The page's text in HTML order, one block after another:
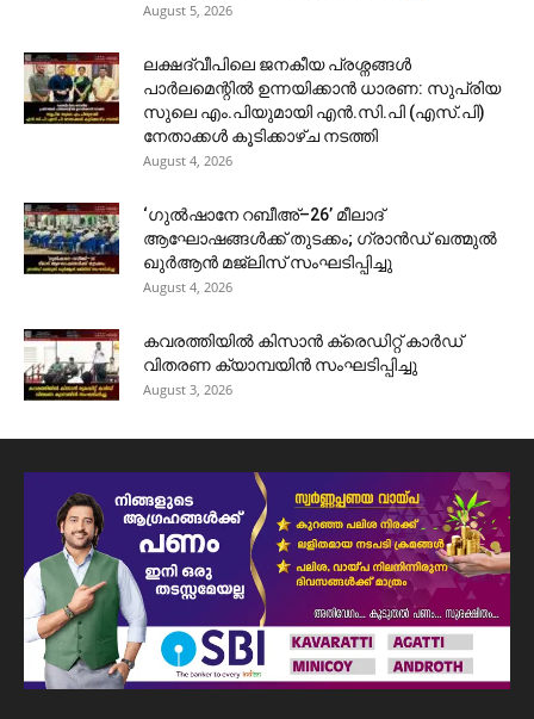
August 5, 2026
ലക്ഷദ്വീപിലെ ജനകീയ പ്രശ്നങ്ങൾ
പാർലമെന്റിൽ ഉന്നയിക്കാൻ ധാരണ: സുപ്രിയ
സുലെ എം.പിയുമായി എൻ.സി.പി (എസ്.പി)
നേതാക്കൾ കൂടിക്കാഴ്ച നടത്തി
August 4, 2026
‘ഗുൽഷാനേ റബീഅ്–26’ മീലാദ്
ആഘോഷങ്ങൾക്ക് തുടക്കം; ഗ്രാൻഡ് ഖത്മുൽ
ഖുർആൻ മജ്‌ലിസ് സംഘടിപ്പിച്ചു
August 4, 2026
കവരത്തിയിൽ കിസാൻ ക്രെഡിറ്റ് കാർഡ്
വിതരണ ക്യാമ്പയിൻ സംഘടിപ്പിച്ചു
August 3, 2026